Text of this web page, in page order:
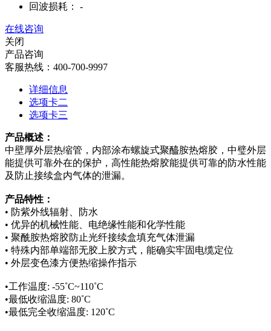
回波损耗：
-
在线咨询
关闭
产品咨询
客服热线：400-700-9997
详细信息
选项卡二
选项卡三
产品概述：
中壁厚外层热缩管，内部涂布螺旋式聚醯胺热熔胶，中璧外层
能提供可靠外在的保护，高性能热熔胶能提供可靠的防水性能
及防止接续盒内气体的泄漏。
产品特性：
• 防紫外线辐射、防水
• 优异的机械性能、电绝缘性能和化学性能
• 聚酰胺热熔胶防止光纤接续盒填充气体泄漏
• 特殊内部单端部无胶上胶方式，能确实牢固电缆定位
• 外层变色漆方便热缩操作指示
•工作温度: -55˚C~110˚C
•最低收缩温度: 80˚C
•最低完全收缩温度: 120˚C